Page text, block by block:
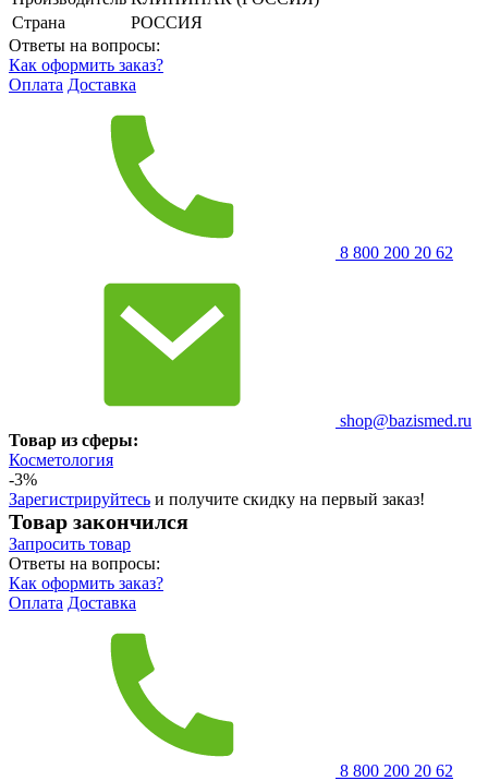
Страна
РОССИЯ
Ответы на вопросы:
Как оформить заказ?
Оплата Доставка
8 800 200 20 62
shop@bazismed.ru
Товар из сферы:
Косметология
-3%
Зарегистрируйтесь и получите скидку на первый заказ!
Товар закончился
Запросить товар
Ответы на вопросы:
Как оформить заказ?
Оплата Доставка
8 800 200 20 62